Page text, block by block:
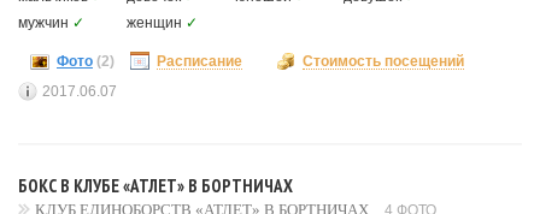
мужчин ✓ женщин ✓
Фото (2) Расписание
Стоимость посещений
2017.06.07
БОКС В КЛУБЕ «АТЛЕТ» В БОРТНИЧАХ
КЛУБ ЕДИНОБОРСТВ «АТЛЕТ» В БОРТНИЧАХ 4 ФОТО